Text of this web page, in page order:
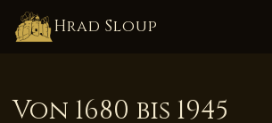
Hrad Sloup
Von 1680 bis 1945